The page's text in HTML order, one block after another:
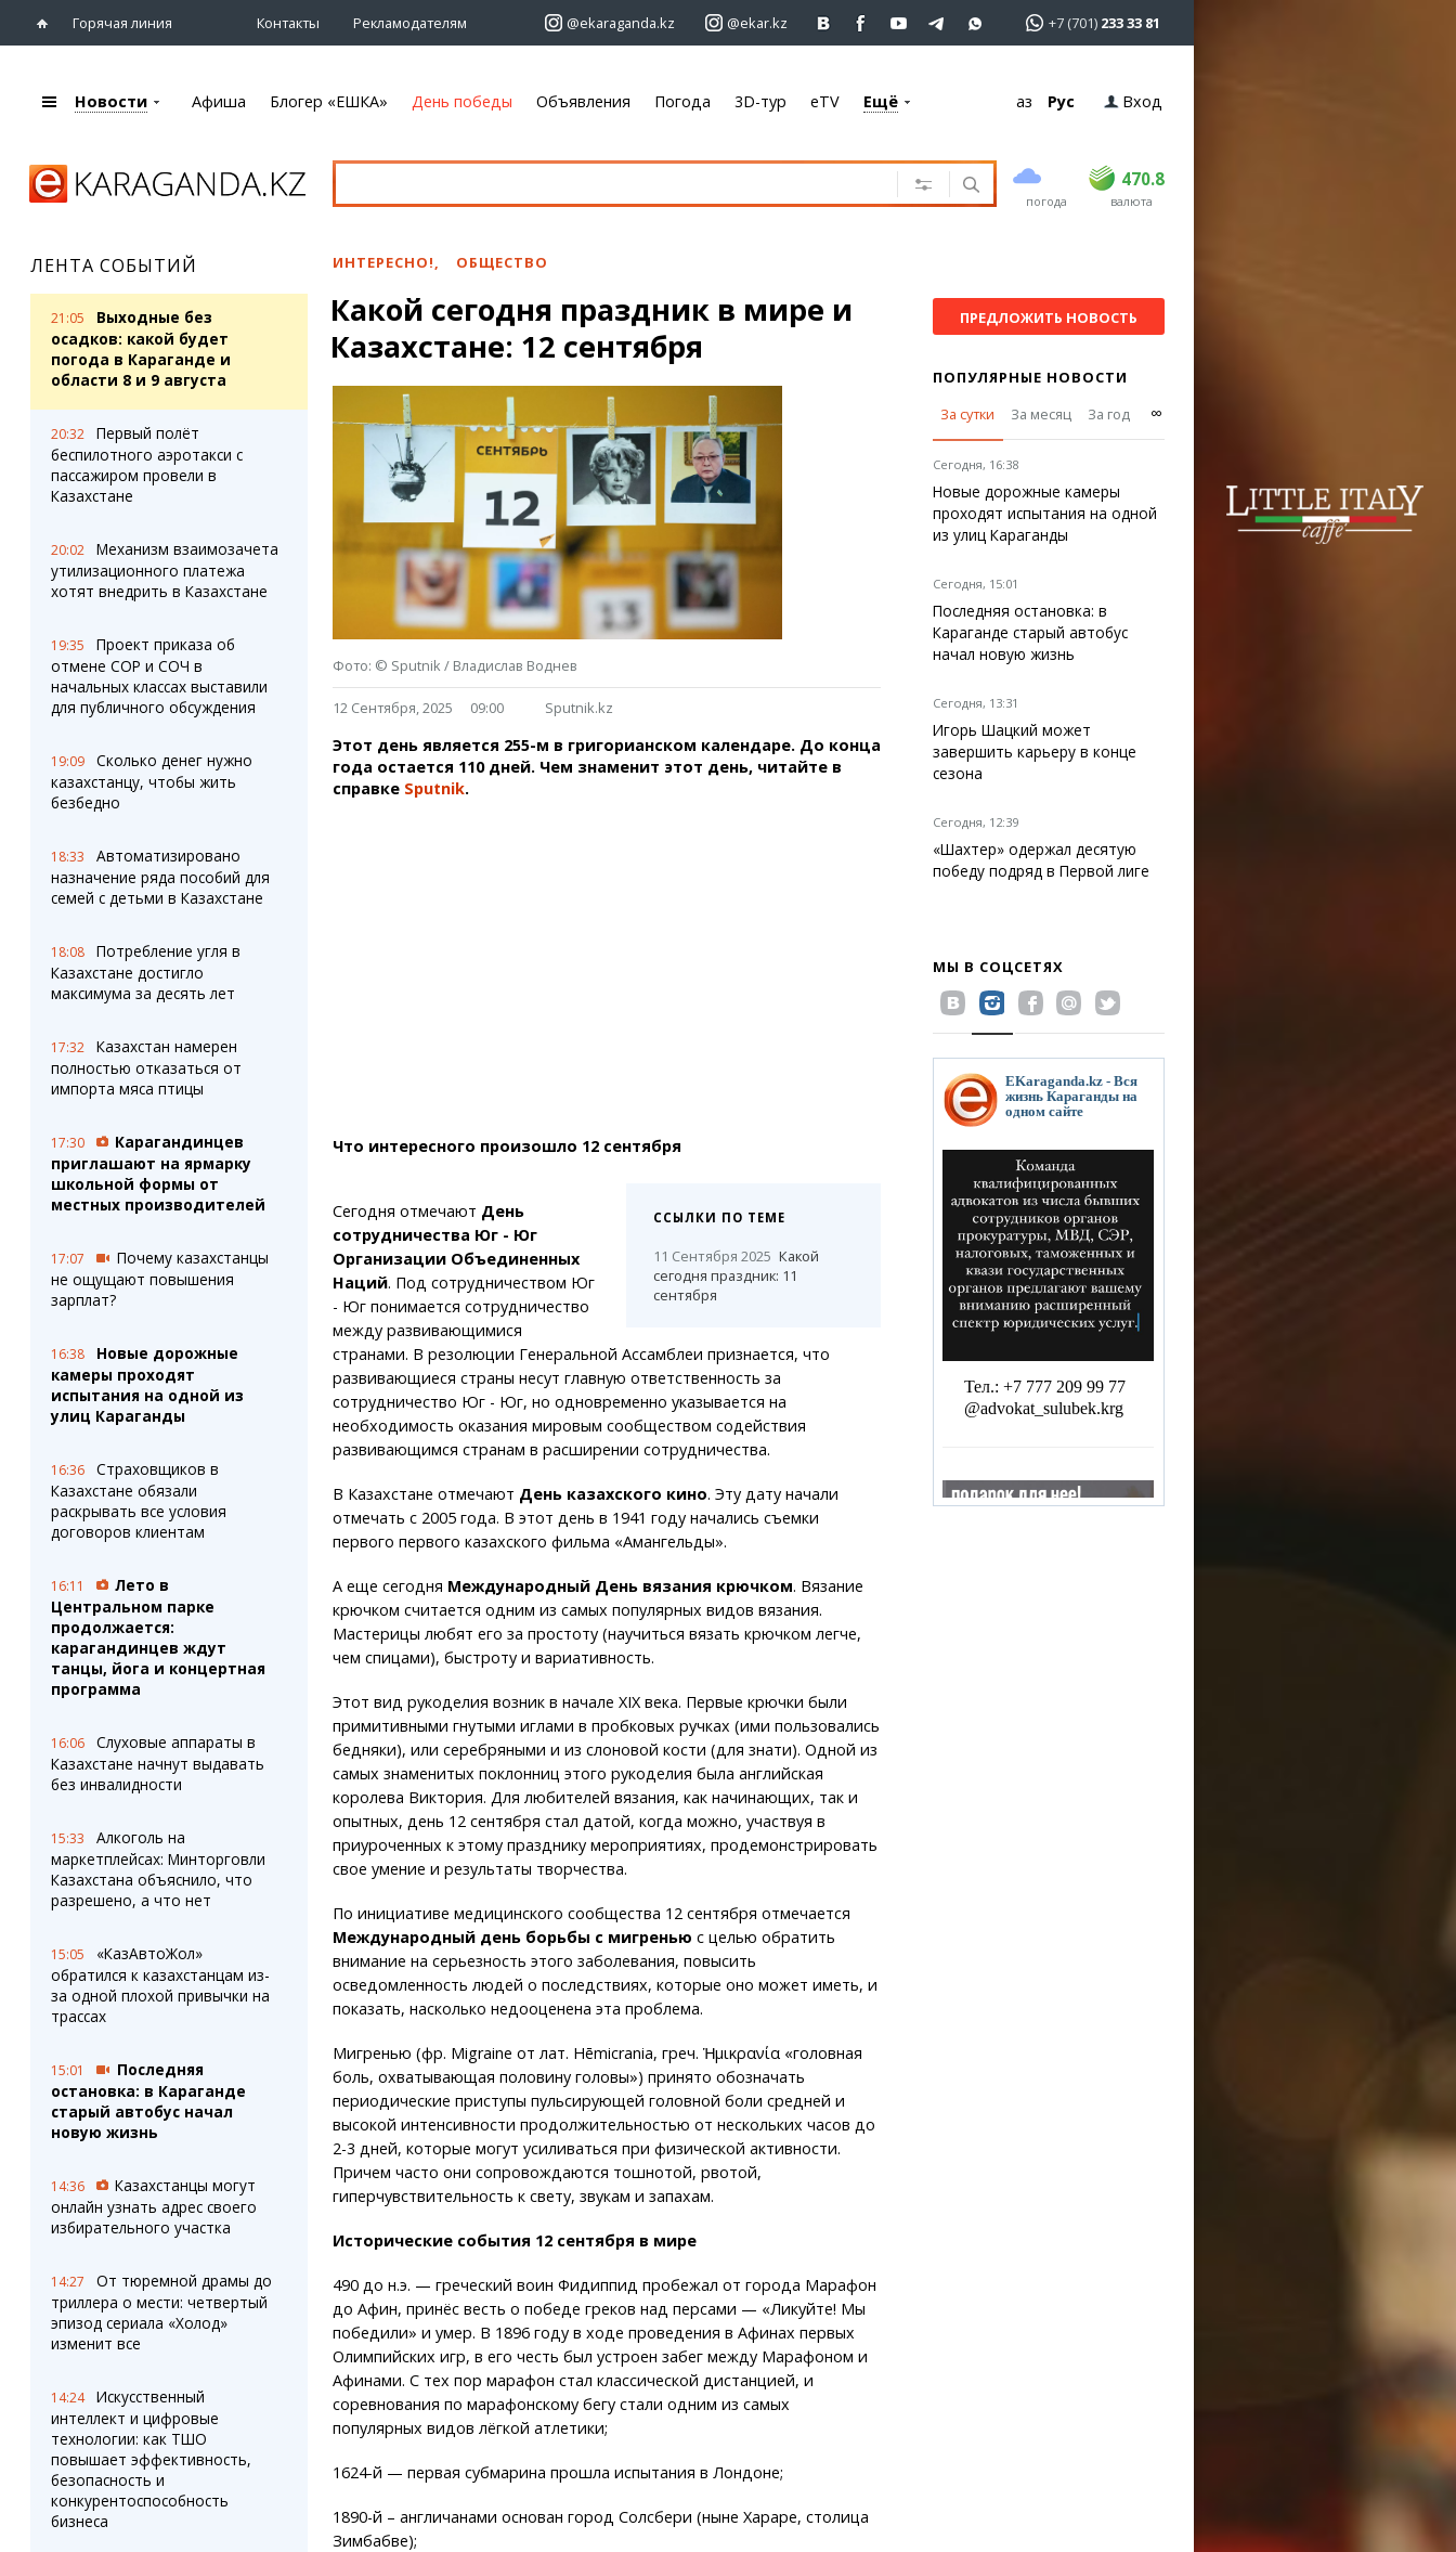
Горячая линия Контакты Рекламодателям @ekaraganda.kz @ekar.kz +7 (701) 233 33 81
Караганды
eTV
Рассылка новостей
Персоны
Интервью
Афиша
Театры
Спорт
Выставки
Цирк и зоопарк
Объявления
Автомобили
Услуги
Электроника
Мебель
Блогер «ЕШКА»
Лента блогера
Штрихи
Коллаж недели
Ешкин гороскоп
Web-камеры
Карта Караганды
Мой участковый
Перекрытие дорог
Погода
Караганда
Темиртау
Балхаш
Жезказган
Медиа
Фото
Видео
Сервисы
Переводчик
Справочник
Расписание транспорта
Автобусные остановки
Экстренные службы
Каталог компаний
Купить шины, легко!
Новости Афиша Блогер «ЕШКА» День победы Объявления Погода 3D-тур eTV Ещё Қаз Рус Вход
погода
470.8
USD 468.5 470.8
EUR валюта
ЛЕНТА СОБЫТИЙ
21:05
Выходные без
осадков: какой будет
погода в Караганде и
области 8 и 9 августа
20:32
Первый полёт
беспилотного аэротакси с
пассажиром провели в
Казахстане
20:02
Механизм взаимозачета
утилизационного платежа
хотят внедрить в Казахстане
19:35
Проект приказа об
отмене СОР и СОЧ в
начальных классах выставили
для публичного обсуждения
19:09
Сколько денег нужно
казахстанцу, чтобы жить
безбедно
18:33
Автоматизировано
назначение ряда пособий для
семей с детьми в Казахстане
18:08
Потребление угля в
Казахстане достигло
максимума за десять лет
17:32
Казахстан намерен
полностью отказаться от
импорта мяса птицы
17:30
Карагандинцев
приглашают на ярмарку
школьной формы от
местных производителей
17:07
Почему казахстанцы
не ощущают повышения
зарплат?
16:38
Новые дорожные
камеры проходят
испытания на одной из
улиц Караганды
16:36
Страховщиков в
Казахстане обязали
раскрывать все условия
договоров клиентам
16:11
Лето в
Центральном парке
продолжается:
карагандинцев ждут
танцы, йога и концертная
программа
16:06
Слуховые аппараты в
Казахстане начнут выдавать
без инвалидности
15:33
Алкоголь на
маркетплейсах: Минторговли
Казахстана объяснило, что
разрешено, а что нет
15:05
«КазАвтоЖол»
обратился к казахстанцам из-
за одной плохой привычки на
трассах
15:01
Последняя
остановка: в Караганде
старый автобус начал
новую жизнь
14:36
Казахстанцы могут
онлайн узнать адрес своего
избирательного участка
14:27
От тюремной драмы до
триллера о мести: четвертый
эпизод сериала «Холод»
изменит все
14:24
Искусственный
интеллект и цифровые
технологии: как ТШО
повышает эффективность,
безопасность и
конкурентоспособность
бизнеса
ИНТЕРЕСНО!, ОБЩЕСТВО
Какой сегодня праздник в мире и
Казахстане: 12 сентября
Фото: © Sputnik / Владислав Воднев
12 Сентября, 2025 09:00 Sputnik.kz
Этот день является 255-м в григорианском календаре. До конца
года остается 110 дней. Чем знаменит этот день, читайте в
справке Sputnik.
Что интересного произошло 12 сентября
ССЫЛКИ ПО ТЕМЕ
11 Сентября 2025 Какой
сегодня праздник: 11
сентября
Сегодня отмечают День
сотрудничества Юг - Юг
Организации Объединенных
Наций. Под сотрудничеством Юг
- Юг понимается сотрудничество
между развивающимися
странами. В резолюции Генеральной Ассамблеи признается, что
развивающиеся страны несут главную ответственность за
сотрудничество Юг - Юг, но одновременно указывается на
необходимость оказания мировым сообществом содействия
развивающимся странам в расширении сотрудничества.
В Казахстане отмечают День казахского кино. Эту дату начали
отмечать с 2005 года. В этот день в 1941 году начались съемки
первого первого казахского фильма «Амангельды».
А еще сегодня Международный День вязания крючком. Вязание
крючком считается одним из самых популярных видов вязания.
Мастерицы любят его за простоту (научиться вязать крючком легче,
чем спицами), быстроту и вариативность.
Этот вид рукоделия возник в начале XIX века. Первые крючки были
примитивными гнутыми иглами в пробковых ручках (ими пользовались
бедняки), или серебряными и из слоновой кости (для знати). Одной из
самых знаменитых поклонниц этого рукоделия была английская
королева Виктория. Для любителей вязания, как начинающих, так и
опытных, день 12 сентября стал датой, когда можно, участвуя в
приуроченных к этому празднику мероприятиях, продемонстрировать
свое умение и результаты творчества.
По инициативе медицинского сообщества 12 сентября отмечается
Международный день борьбы с мигренью с целью обратить
внимание на серьезность этого заболевания, повысить
осведомленность людей о последствиях, которые оно может иметь, и
показать, насколько недооценена эта проблема.
Мигренью (фр. Migraine от лат. Hēmicrania, греч. Ἡμικρανία «головная
боль, охватывающая половину головы») принято обозначать
периодические приступы пульсирующей головной боли средней и
высокой интенсивности продолжительностью от нескольких часов до
2-3 дней, которые могут усиливаться при физической активности.
Причем часто они сопровождаются тошнотой, рвотой,
гиперчувствительность к свету, звукам и запахам.
Исторические события 12 сентября в мире
490 до н.э. — греческий воин Фидиппид пробежал от города Марафон
до Афин, принёс весть о победе греков над персами — «Ликуйте! Мы
победили» и умер. В 1896 году в ходе проведения в Афинах первых
Олимпийских игр, в его честь был устроен забег между Марафоном и
Афинами. С тех пор марафон стал классической дистанцией, и
соревнования по марафонскому бегу стали одним из самых
популярных видов лёгкой атлетики;
1624-й — первая субмарина прошла испытания в Лондоне;
1890-й – англичанами основан город Солсбери (ныне Хараре, столица
Зимбабве);
ПРЕДЛОЖИТЬ НОВОСТЬ
ПОПУЛЯРНЫЕ НОВОСТИ
За сутки
За месяц За год ∞
Сегодня, 16:38
Новые дорожные камеры
проходят испытания на одной
из улиц Караганды
Сегодня, 15:01
Последняя остановка: в
Караганде старый автобус
начал новую жизнь
Сегодня, 13:31
Игорь Шацкий может
завершить карьеру в конце
сезона
Сегодня, 12:39
«Шахтер» одержал десятую
победу подряд в Первой лиге
МЫ В СОЦСЕТЯХ
EKaraganda.kz - Вся
жизнь Караганды на
одном сайте